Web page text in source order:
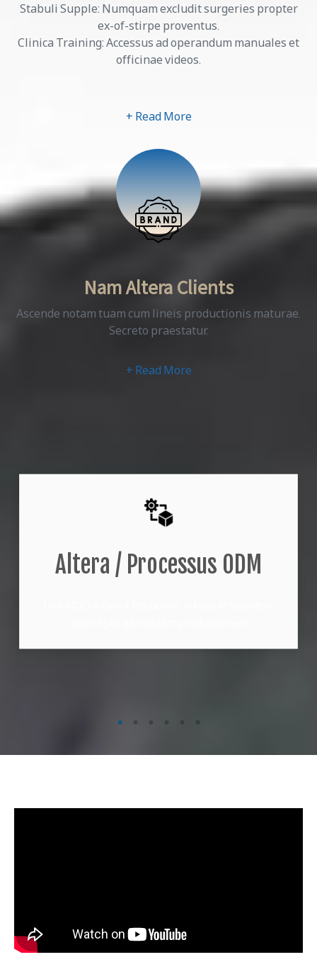
Stabuli Supple: Numquam excludit surgeries propter
ex-of-stirpe proventus.
Clinica Training: Accessus ad operandum manuales et
officinae videos.
+ Read More
Nam Altera Clients
Ascende notam tuam cum lineis productionis maturae.
Secreto praestatur.
+ Read More
Altera / Processus ODM